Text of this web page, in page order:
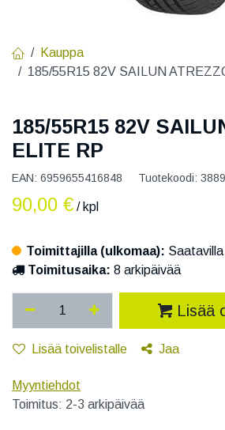
Kauppa
185/55R15 82V SAILUN
185/55R15 82V
ELITE RP
EAN: 6959655416848 Tuotekoodi:
90,00 € / kpl
Toimittajilla (ulkomaa): Saatavilla
Toimitusaika: 8 arkipäivää
Lisää
Lisää toivelistalle Jaa
Myyntiehdot
Toimitus: 2-3 arkipäivää